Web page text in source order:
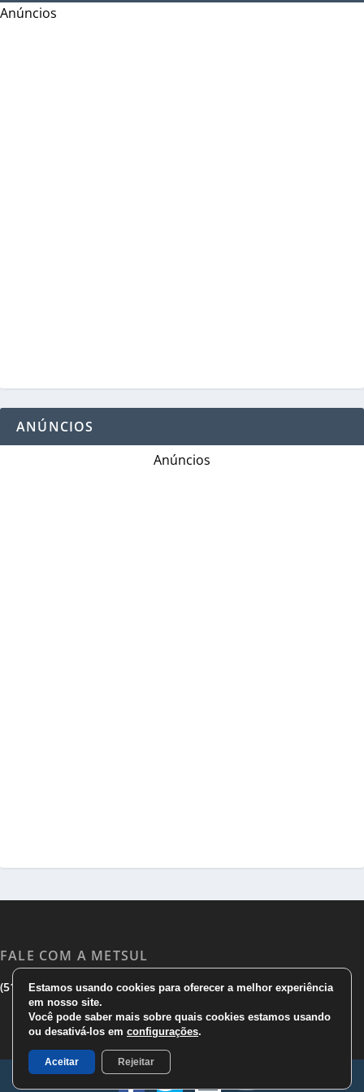
Anúncios
ANÚNCIOS
Anúncios
FALE COM A METSUL
(51) 3533 1983|(51)3785 7752|comercial@metsul.com
Estamos usando cookies para oferecer a melhor experiência
em nosso site.
Você pode saber mais sobre quais cookies estamos usando
ou desativá-los em configurações.
Aceitar Rejeitar